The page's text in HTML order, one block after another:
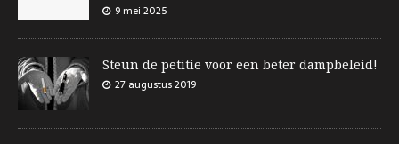
9 mei 2025
Steun de petitie voor een beter dampbeleid!
27 augustus 2019